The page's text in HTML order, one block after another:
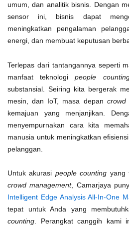
umum, dan analitik bisnis. Dengan
sensor ini, bisnis dapat
meningkatkan pengalaman
energi, dan membuat keputusan
Terlepas dari tantangannya seperti
manfaat teknologipeople
substansial. Seiring kita bergerak
mesin, dan IoT, masa depan crowd
kemajuan yang menjanjikan.
menyempurnakan cara kita
manusia untuk meningkatkan
pelanggan.
Untuk akurasi people counting yang
crowd management, Camarjaya
Intelligent Edge Analysis All-In-One
tepat untuk Anda yang
counting. Perangkat canggih kami